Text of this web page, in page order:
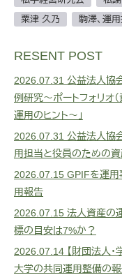
粟津 久乃
駒澤、運
RESENT POST
2026.07.31 公益法人協
例研究～ポートフォリオ
運用のヒント～」
2026.07.31 公益法人協
用担当と役員のための資
2026.07.15 GPIFを運
用報告
2026.07.15 法人資産の
標の目安は7%か？
2026.07.14 【財団法人
大学の共同運用整備の報